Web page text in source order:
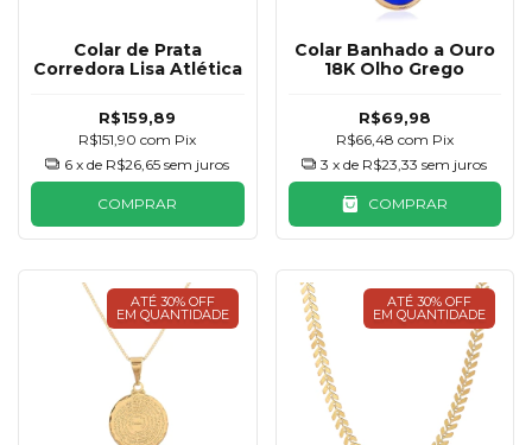
Colar de Prata
Corredora Lisa Atlética
R$159,89
R$151,90com Pix
6 x de R$26,65 sem juros
COMPRAR
Colar Banhado a Ouro
18K Olho Grego
R$69,98
R$66,48 com Pix
3 x de R$23,33 sem juros
COMPRAR
ATÉ 30% OFF
EM QUANTIDADE
ATÉ 30% OFF
EM QUANTIDADE